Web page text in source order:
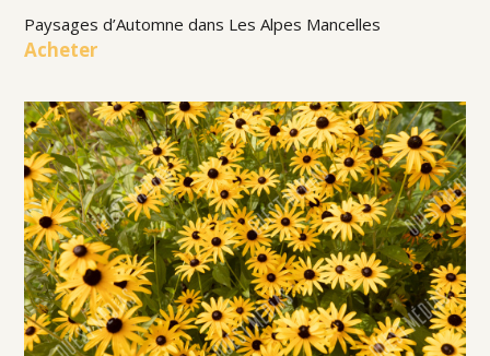
Paysages d’Automne dans Les Alpes Mancelles
Acheter